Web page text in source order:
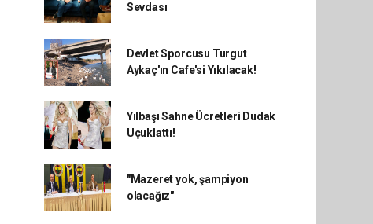
Sevdası
Devlet Sporcusu Turgut
Aykaç'ın Cafe'si Yıkılacak!
Yılbaşı Sahne Ücretleri Dudak
Uçuklattı!
"Mazeret yok, şampiyon
olacağız"